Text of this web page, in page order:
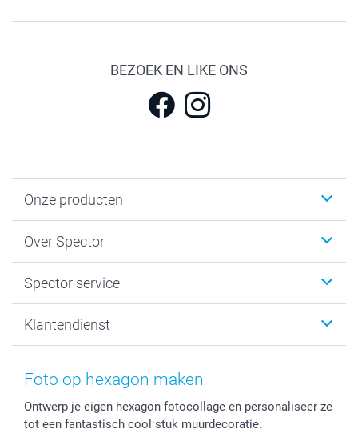
BEZOEK EN LIKE ONS
Onze producten
Kaartjes
Fotoboeken
Fotoprints, Fotoposter & Fotoalbum met fotoprints
Fotokaders, Decoratie en Snoepjes
Smartphone cases
Stickers en Etiketten
Over Spector
Sitemap
Privacybeleid
Spector service
smartbonus
Mijn orderstatus
Klantendienst
Foto op hexagon maken
Ontwerp je eigen hexagon fotocollage en personaliseer ze
tot een fantastisch cool stuk muurdecoratie.